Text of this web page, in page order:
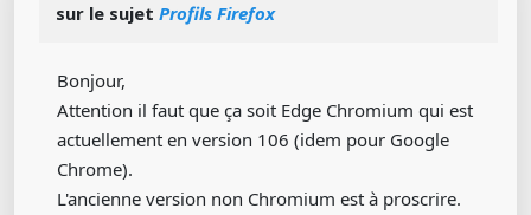
sur le sujet Profils Firefox
Bonjour,
Attention il faut que ça soit Edge Chromium qui est
actuellement en version 106 (idem pour Google
Chrome).
L'ancienne version non Chromium est à proscrire.